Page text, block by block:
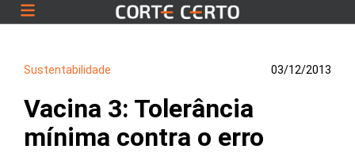
Sustentabilidade 03/12/2013
Vacina 3: Tolerância
mínima contra o erro